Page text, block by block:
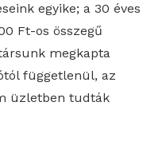
egyike; a 30 éves
Ft-os összegű
megkapta
függetlenül, az
üzletben tudták